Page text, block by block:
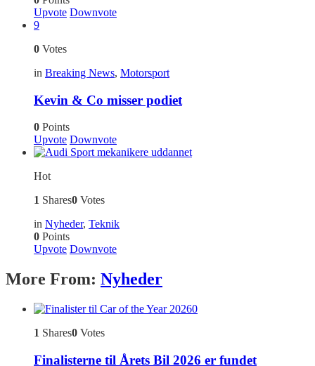
Upvote Downvote
9
0 Votes
in Breaking News, Motorsport
Kevin & Co misser podiet
0 Points
Upvote Downvote
Hot
1 Shares0 Votes
in Nyheder, Teknik
0 Points
Upvote Downvote
More From: Nyheder
0
1 Shares0 Votes
Finalisterne til Årets Bil 2026 er fundet